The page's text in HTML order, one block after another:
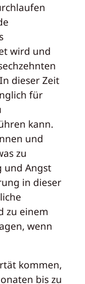
wird und
dieser Zeit
für
kann.
und
zu
und Angst
in dieser
zu einem
wenn
kommen,
bis zu